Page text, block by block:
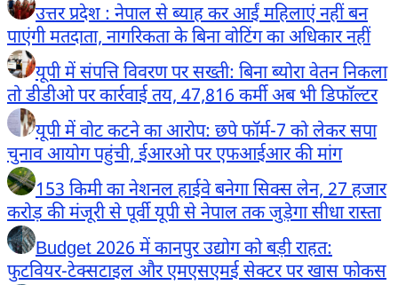
उत्तर प्रदेश : नेपाल से ब्याह कर आईं महिलाएं नहीं बन
पाएंगी मतदाता, नागरिकता के बिना वोटिंग का अधिकार नहीं
यूपी में संपत्ति विवरण पर सख्ती: बिना ब्योरा वेतन निकला
तो डीडीओ पर कार्रवाई तय, 47,816 कर्मी अब भी डिफॉल्टर
यूपी में वोट कटने का आरोप: छपे फॉर्म-7 को लेकर सपा
चुनाव आयोग पहुंची, ईआरओ पर एफआईआर की मांग
153 किमी का नेशनल हाईवे बनेगा सिक्स लेन, 27 हजार
करोड़ की मंजूरी से पूर्वी यूपी से नेपाल तक जुड़ेगा सीधा रास्ता
Budget 2026 में कानपुर उद्योग को बड़ी राहत:
फुटवियर-टेक्सटाइल और एमएसएमई सेक्टर पर खास फोकस